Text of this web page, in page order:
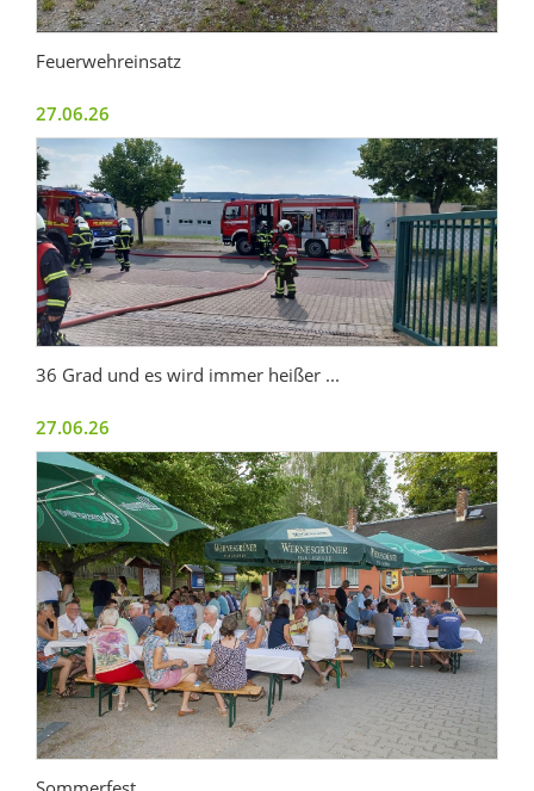
Feuerwehreinsatz
27.06.26
36 Grad und es wird immer heißer ...
27.06.26